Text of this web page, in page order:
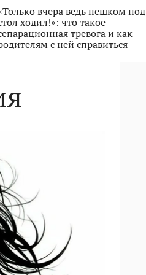
вчера ведь пешком под
ходил!»: что такое
тревога и как
с ней справиться